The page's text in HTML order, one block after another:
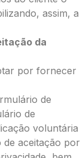
assim, a
da
por fornecer
de
de
voluntária
de aceitação por